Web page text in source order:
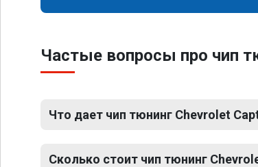
Частые вопросы про чип
Что дает чип тюнинг Chevrolet
Сколько стоит чип тюнинг